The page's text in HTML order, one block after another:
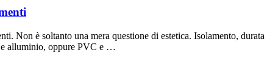
Non è soltanto una mera questione di estetica. Isolamento,
e alluminio, oppure PVC e …